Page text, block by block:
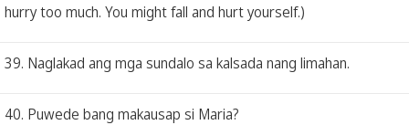
hurry too much. You might fall and hurt yourself.)
39. Naglakad ang mga sundalo sa kalsada nang limahan.
40. Puwede bang makausap si Maria?